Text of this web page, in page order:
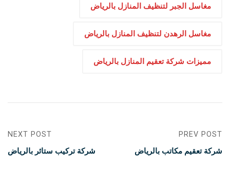
مغاسل الجبر لتنظيف المنازل بالرياض
مغاسل الرهدن لتنظيف المنازل بالرياض
مميزات شركة تعقيم المنازل بالرياض
PREV POST
شركة تعقيم مكاتب بالرياض
NEXT POST
شركة تركيب ستائر بالرياض